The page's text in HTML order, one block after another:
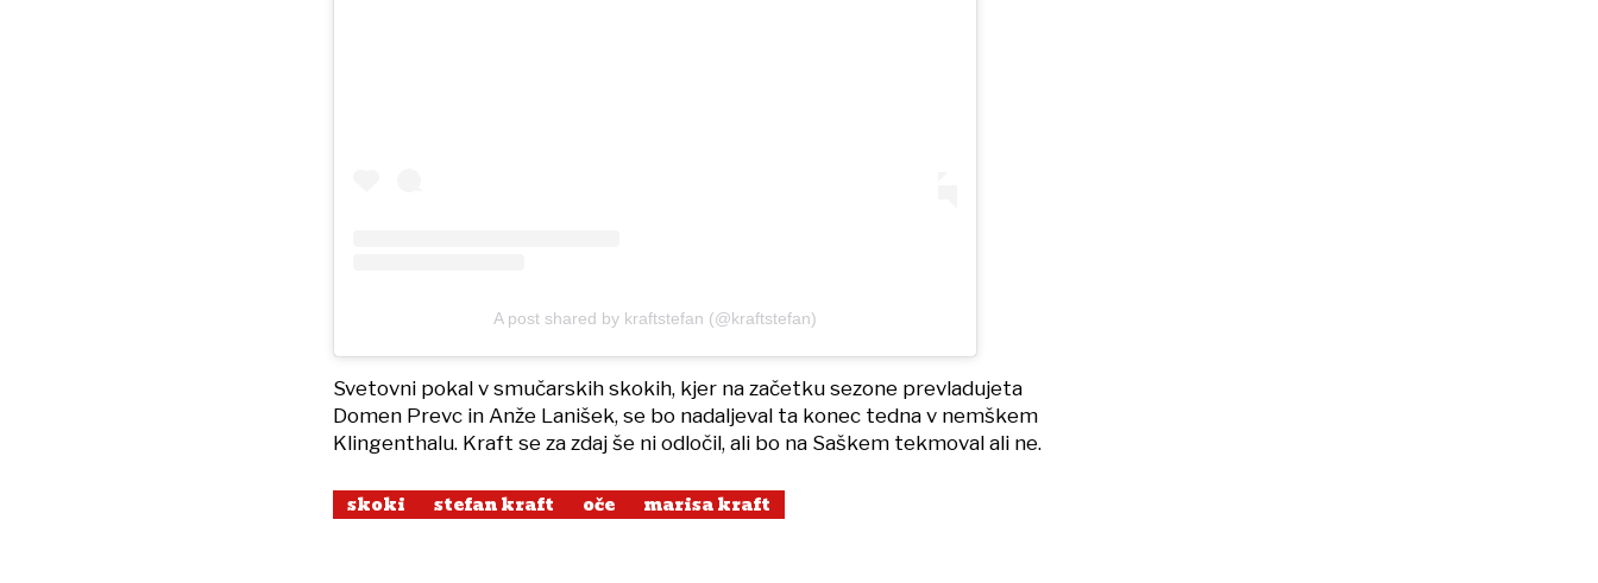
A post shared by kraftstefan (@kraftstefan)
Svetovni pokal v smučarskih skokih, kjer na začetku sezone prevladujeta
Domen Prevc in Anže Lanišek, se bo nadaljeval ta konec tedna v nemškem
Klingenthalu. Kraft se za zdaj še ni odločil, ali bo na Saškem tekmoval ali ne.
skoki stefan kraft oče marisa kraft